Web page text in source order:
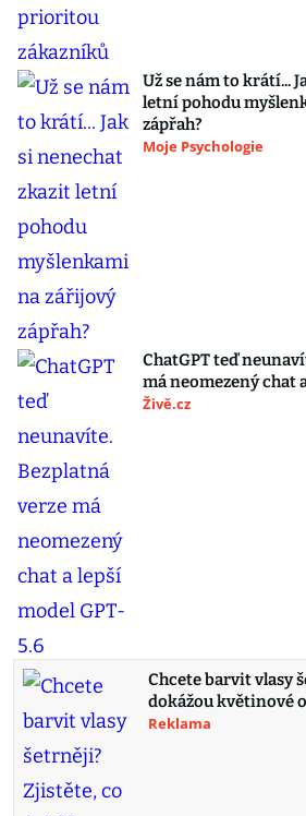
Už se nám to krátí...
letní pohodu
zápřah?
Moje Psychologie
ChatGPT teď
má neomezený chat
Živě.cz
Chcete barvit vlasy
dokážou květinové
Reklama